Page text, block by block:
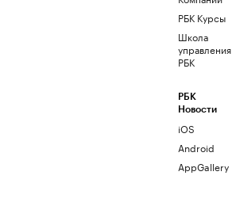
РБК Курсы
Школа
управления
РБК
РБК
Новости
iOS
Android
AppGallery